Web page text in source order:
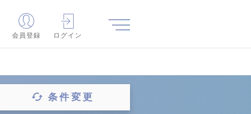
会員登録 ログイン
条件変更